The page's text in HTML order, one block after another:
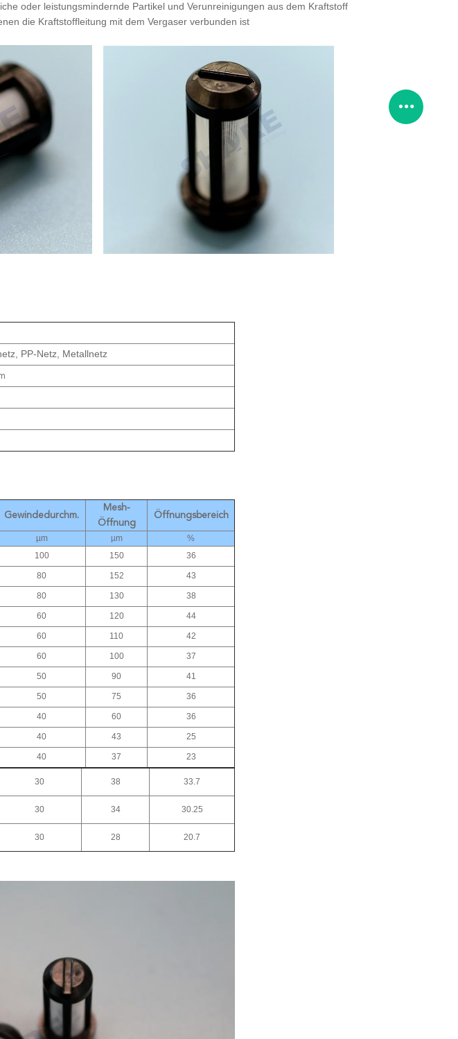
oder leistungsmindernde Partikel und Verunreinigungen aus dem Kraftstoff
die Kraftstoffleitung mit dem Vergaser verbunden ist
PP-Netz, Metallnetz
Gewindedurchm.
Mesh-
Öffnung
Öffnungsbereich
µm µm %
100 150 36
80 152 43
80 130 38
60 120 44
60 110 42
60 100 37
50 90 41
50 75 36
40 60 36
40 43 25
40 37 23
30 38 33.7
30 34 30.25
30 28 20.7